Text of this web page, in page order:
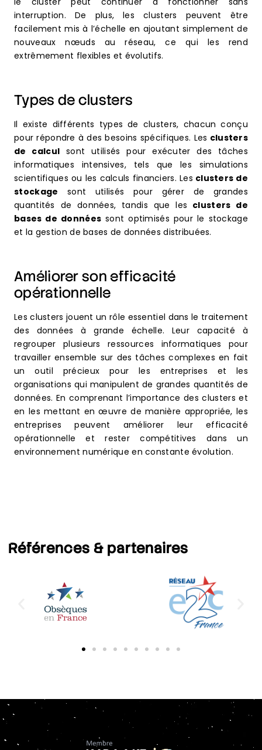
interruption. De plus, les clusters peuvent être
facilement mis à l’échelle en ajoutant simplement de
nouveaux nœuds au réseau, ce qui les rend
extrêmement flexibles et évolutifs.
Types de clusters
Il existe différents types de clusters, chacun conçu
pour répondre à des besoins spécifiques. Les clusters
de calcul sont utilisés pour exécuter des tâches
informatiques intensives, tels que les simulations
scientifiques ou les calculs financiers. Les clusters de
stockage sont utilisés pour gérer de grandes
quantités de données, tandis que les clusters de
bases de données sont optimisés pour le stockage
et la gestion de bases de données distribuées.
Améliorer son efficacité
opérationnelle
Les clusters jouent un rôle essentiel dans le traitement
des données à grande échelle. Leur capacité à
regrouper plusieurs ressources informatiques pour
travailler ensemble sur des tâches complexes en fait
un outil précieux pour les entreprises et les
organisations qui manipulent de grandes quantités de
données. En comprenant l’importance des clusters et
en les mettant en œuvre de manière appropriée, les
entreprises peuvent améliorer leur efficacité
opérationnelle et rester compétitives dans un
environnement numérique en constante évolution.
Références& partenaires